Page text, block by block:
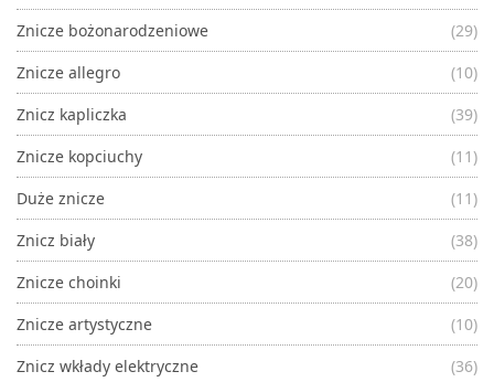
Znicze bożonarodzeniowe
(29)
Znicze allegro
(10)
Znicz kapliczka
(39)
Znicze kopciuchy
(11)
Duże znicze
(11)
Znicz biały
(38)
Znicze choinki
(20)
Znicze artystyczne
(10)
Znicz wkłady elektryczne
(36)